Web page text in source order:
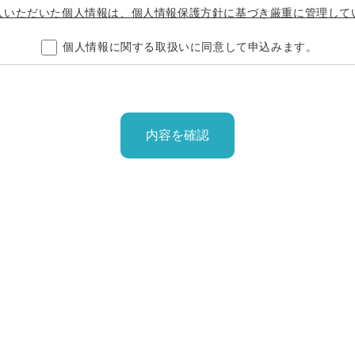
ただいた個人情報は、個人情報保護方針に基づき厳重に管理して
個人情報に関する取扱いに同意して申込みます。